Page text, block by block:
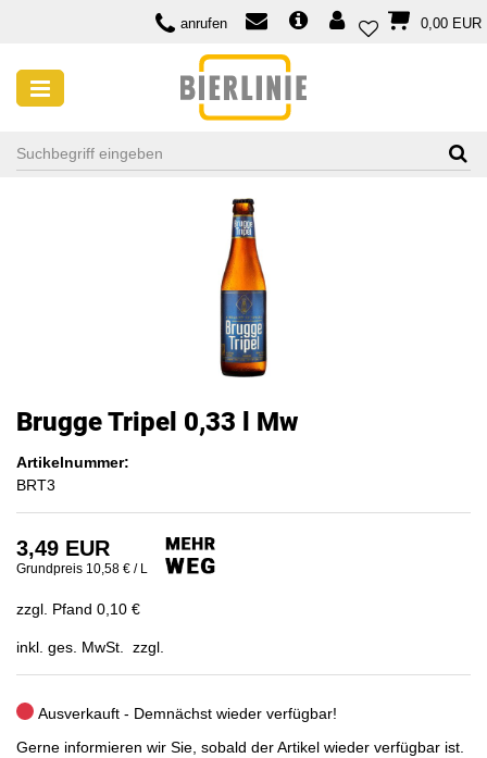
anrufen 0,00 EUR
Brugge Tripel 0,33 l Mw
Artikelnummer:
BRT3
3,49 EUR
Grundpreis 10,58 € / L
zzgl. Pfand 0,10 €
inkl. ges. MwSt. zzgl.
Ausverkauft - Demnächst wieder verfügbar!
Gerne informieren wir Sie, sobald der Artikel wieder verfügbar ist.